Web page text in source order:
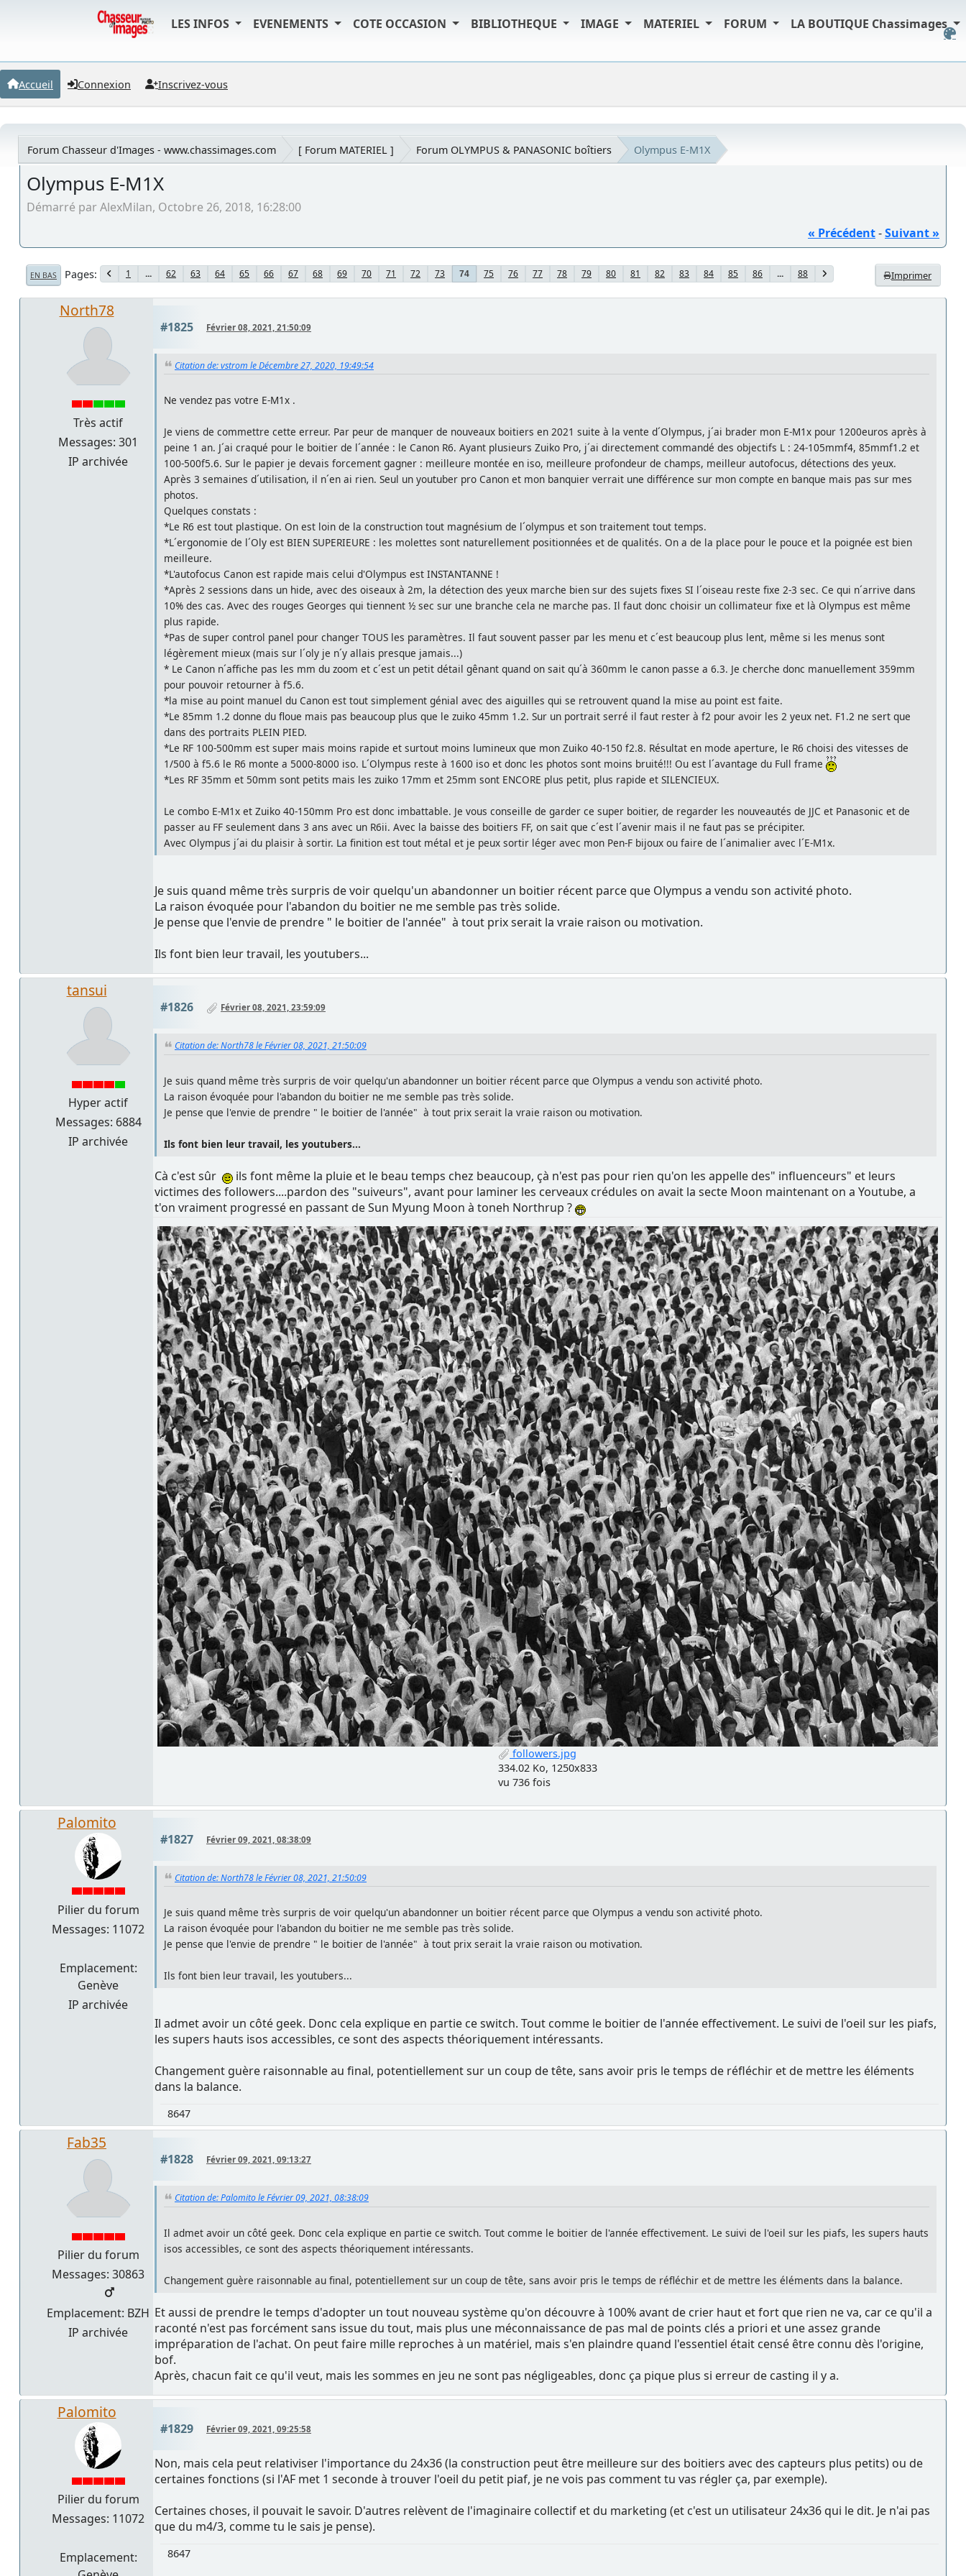
LES INFOS EVENEMENTS COTE OCCASION BIBLIOTHEQUE IMAGE MATERIEL FORUM LA BOUTIQUE Chassimages
Accueil Connexion Inscrivez-vous
Forum Chasseur d'Images - www.chassimages.com [ Forum MATERIEL ] Forum OLYMPUS & PANASONIC boîtiers Olympus E-M1X
Olympus E-M1X
Démarré par AlexMilan, Octobre 26, 2018, 16:28:00
« Précédent-Suivant »
Imprimer
EN BAS Pages 1 ... 62 63 64 65 66 67 68 69 70 71 72 73 74 75 76 77 78 79 80 81 82 83 84 85 86 ... 88
North78
Très actif
Messages: 301
IP archivée
#1825 Février 08, 2021, 21:50:09
Citation de: vstrom le Décembre 27, 2020, 19:49:54
Ne vendez pas votre E-M1x .
Je viens de commettre cette erreur. Par peur de manquer de nouveaux boitiers en 2021 suite à la vente d´Olympus, j´ai brader mon E-M1x pour 1200euros après à
peine 1 an. J´ai craqué pour le boitier de l´année : le Canon R6. Ayant plusieurs Zuiko Pro, j´ai directement commandé des objectifs L : 24-105mmf4, 85mmf1.2 et
100-500f5.6. Sur le papier je devais forcement gagner : meilleure montée en iso, meilleure profondeur de champs, meilleur autofocus, détections des yeux.
Après 3 semaines d´utilisation, il n´en ai rien. Seul un youtuber pro Canon et mon banquier verrait une différence sur mon compte en banque mais pas sur mes
photos.
Quelques constats :
*Le R6 est tout plastique. On est loin de la construction tout magnésium de l´olympus et son traitement tout temps.
*L´ergonomie de l´Oly est BIEN SUPERIEURE : les molettes sont naturellement positionnées et de qualités. On a de la place pour le pouce et la poignée est bien
meilleure.
*L'autofocus Canon est rapide mais celui d'Olympus est INSTANTANNE !
*Après 2 sessions dans un hide, avec des oiseaux à 2m, la détection des yeux marche bien sur des sujets fixes SI l´oiseau reste fixe 2-3 sec. Ce qui n´arrive dans
10% des cas. Avec des rouges Georges qui tiennent ½ sec sur une branche cela ne marche pas. Il faut donc choisir un collimateur fixe et là Olympus est même
plus rapide.
*Pas de super control panel pour changer TOUS les paramètres. Il faut souvent passer par les menu et c´est beaucoup plus lent, même si les menus sont
légèrement mieux (mais sur l´oly je n´y allais presque jamais...)
* Le Canon n´affiche pas les mm du zoom et c´est un petit détail gênant quand on sait qu´à 360mm le canon passe a 6.3. Je cherche donc manuellement 359mm
pour pouvoir retourner à f5.6.
*la mise au point manuel du Canon est tout simplement génial avec des aiguilles qui se retrouvent quand la mise au point est faite.
*Le 85mm 1.2 donne du floue mais pas beaucoup plus que le zuiko 45mm 1.2. Sur un portrait serré il faut rester à f2 pour avoir les 2 yeux net. F1.2 ne sert que
dans des portraits PLEIN PIED.
*Le RF 100-500mm est super mais moins rapide et surtout moins lumineux que mon Zuiko 40-150 f2.8. Résultat en mode aperture, le R6 choisi des vitesses de
1/500 à f5.6 le R6 monte a 5000-8000 iso. L´Olympus reste à 1600 iso et donc les photos sont moins bruité!!! Ou est l´avantage du Full frame
*Les RF 35mm et 50mm sont petits mais les zuiko 17mm et 25mm sont ENCORE plus petit, plus rapide et SILENCIEUX.
Le combo E-M1x et Zuiko 40-150mm Pro est donc imbattable. Je vous conseille de garder ce super boitier, de regarder les nouveautés de JJC et Panasonic et de
passer au FF seulement dans 3 ans avec un R6ii. Avec la baisse des boitiers FF, on sait que c´est l´avenir mais il ne faut pas se précipiter.
Avec Olympus j´ai du plaisir à sortir. La finition est tout métal et je peux sortir léger avec mon Pen-F bijoux ou faire de l´animalier avec l´E-M1x.
Je suis quand même très surpris de voir quelqu'un abandonner un boitier récent parce que Olympus a vendu son activité photo.
La raison évoquée pour l'abandon du boitier ne me semble pas très solide.
Je pense que l'envie de prendre " le boitier de l'année" à tout prix serait la vraie raison ou motivation.
Ils font bien leur travail, les youtubers...
tansui
Hyper actif
Messages: 6884
IP archivée
#1826 Février 08, 2021, 23:59:09
Citation de: North78 le Février 08, 2021, 21:50:09
Je suis quand même très surpris de voir quelqu'un abandonner un boitier récent parce que Olympus a vendu son activité photo.
La raison évoquée pour l'abandon du boitier ne me semble pas très solide.
Je pense que l'envie de prendre " le boitier de l'année" à tout prix serait la vraie raison ou motivation.
Ils font bien leur travail, les youtubers...
Cà c'est sûr
ils font même la pluie et le beau temps chez beaucoup, çà n'est pas pour rien qu'on les appelle des" influenceurs" et leurs
victimes des followers....pardon des "suiveurs", avant pour laminer les cerveaux crédules on avait la secte Moon maintenant on a Youtube, a
t'on vraiment progressé en passant de Sun Myung Moon à toneh Northrup ?
followers.jpg
334.02 Ko, 1250x833
vu 736 fois
Palomito
Pilier du forum
Messages: 11072
Emplacement:
Genève
IP archivée
#1827 Février 09, 2021, 08:38:09
Citation de: North78 le Février 08, 2021, 21:50:09
Je suis quand même très surpris de voir quelqu'un abandonner un boitier récent parce que Olympus a vendu son activité photo.
La raison évoquée pour l'abandon du boitier ne me semble pas très solide.
Je pense que l'envie de prendre " le boitier de l'année" à tout prix serait la vraie raison ou motivation.
Ils font bien leur travail, les youtubers...
Il admet avoir un côté geek. Donc cela explique en partie ce switch. Tout comme le boitier de l'année effectivement. Le suivi de l'oeil sur les piafs,
les supers hauts isos accessibles, ce sont des aspects théoriquement intéressants.
Changement guère raisonnable au final, potentiellement sur un coup de tête, sans avoir pris le temps de réfléchir et de mettre les éléments
dans la balance.
8647
Fab35
Pilier du forum
Messages: 30863
Emplacement: BZH
IP archivée
#1828 Février 09, 2021, 09:13:27
Citation de: Palomito le Février 09, 2021, 08:38:09
Il admet avoir un côté geek. Donc cela explique en partie ce switch. Tout comme le boitier de l'année effectivement. Le suivi de l'oeil sur les piafs, les supers hauts
isos accessibles, ce sont des aspects théoriquement intéressants.
Changement guère raisonnable au final, potentiellement sur un coup de tête, sans avoir pris le temps de réfléchir et de mettre les éléments dans la balance.
Et aussi de prendre le temps d'adopter un tout nouveau système qu'on découvre à 100% avant de crier haut et fort que rien ne va, car ce qu'il a
raconté n'est pas forcément sans issue du tout, mais plus une méconnaissance de pas mal de points clés a priori et une assez grande
impréparation de l'achat. On peut faire mille reproches à un matériel, mais s'en plaindre quand l'essentiel était censé être connu dès l'origine,
bof.
Après, chacun fait ce qu'il veut, mais les sommes en jeu ne sont pas négligeables, donc ça pique plus si erreur de casting il y a.
Palomito
Pilier du forum
Messages: 11072
Emplacement:
#1829 Février 09, 2021, 09:25:58
Non, mais cela peut relativiser l'importance du 24x36 (la construction peut être meilleure sur des boitiers avec des capteurs plus petits) ou de
certaines fonctions (si l'AF met 1 seconde à trouver l'oeil du petit piaf, je ne vois pas comment tu vas régler ça, par exemple).
Certaines choses, il pouvait le savoir. D'autres relèvent de l'imaginaire collectif et du marketing (et c'est un utilisateur 24x36 qui le dit. Je n'ai pas
que du m4/3, comme tu le sais je pense).
8647